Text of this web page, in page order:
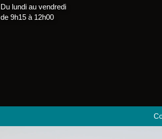
Du lundi au vendredi
de 9h15 à 12h00